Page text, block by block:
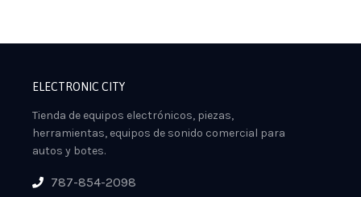
ELECTRONIC CITY
Tienda de equipos electrónicos, piezas,
herramientas, equipos de sonido comercial para
autos y botes.
787-854-2098